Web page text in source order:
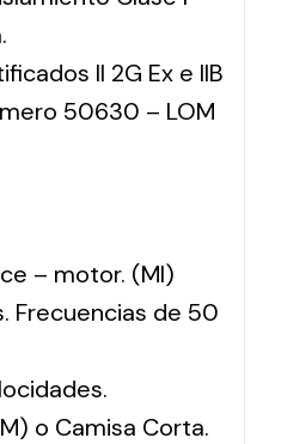
II 2G Ex e IIB
50630 – LOM
– motor. (MI)
Frecuencias de 50
o Camisa Corta.